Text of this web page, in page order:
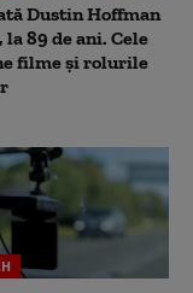
Dustin Hoffman
la 89 de ani. Cele
filme și rolurile